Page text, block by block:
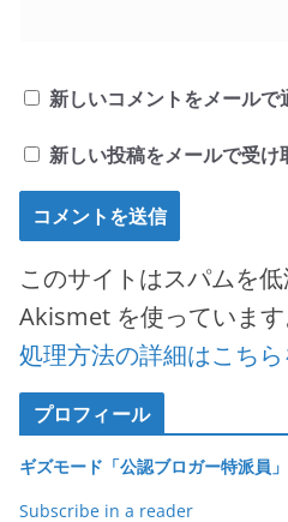
新しいコメントをメールで
新しい投稿をメールで受け
このサイトはスパムを
Akismet を使っています
処理方法の詳細はこち
プロフィール
ギズモード「公認ブロガー特派員」
Subscribe in a reader